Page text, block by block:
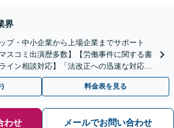
界
プ・中小企業から上場企業までサポート
スコミ出演歴多数】【労働事件に関する書
イン相談対応】「法改正への迅速な対応」
ルを未然に防ぐ」
) 料金表を見る
わせ メールでお問い合わせ